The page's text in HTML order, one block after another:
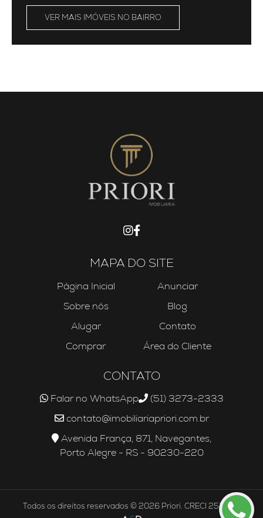
VER MAIS IMÓVEIS NO BAIRRO
MAPA DO SITE
Página Inicial
Sobre nós
Alugar
Comprar
Anunciar
Blog
Contato
Área do Cliente
CONTATO
Falar no WhatsApp
(51) 3273-2333
contato@imobiliariapriori.com.br
Avenida França, 871, Navegantes,
Porto Alegre - RS - 90230-220
Todos os direitos reservados © 2026 Priori. CRECI 25756J.